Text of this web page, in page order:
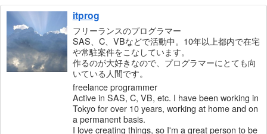
itprog
フリーランスのプログラマー
SAS、C、VBなどで活動中。10年以上都内で在宅
や常駐案件をこなしています。
作るのが大好きなので、プログラマーにとても向
いている人間です。
freelance programmer
Active in SAS, C, VB, etc. I have been working in
Tokyo for over 10 years, working at home and on
a permanent basis.
I love creating things, so I'm a great person to be